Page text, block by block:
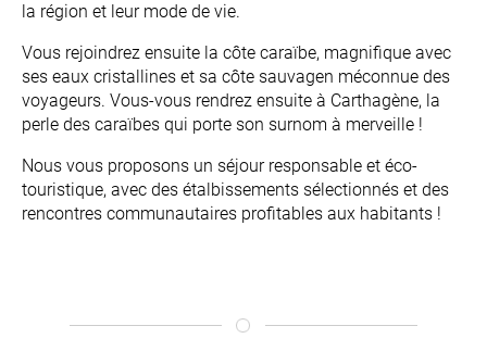
la région et leur mode de vie.
Vous rejoindrez ensuite la côte caraïbe, magnifique avec
ses eaux cristallines et sa côte sauvagen méconnue des
voyageurs. Vous-vous rendrez ensuite à Carthagène, la
perle des caraïbes qui porte son surnom à merveille !
Nous vous proposons un séjour responsable et éco-
touristique, avec des étalbissements sélectionnés et des
rencontres communautaires profitables aux habitants !